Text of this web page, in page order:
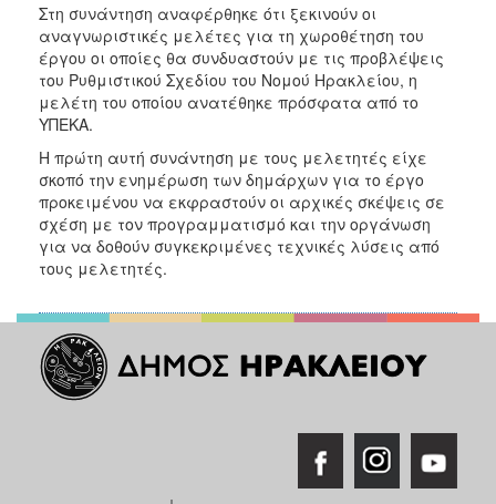
Στη συνάντηση αναφέρθηκε ότι ξεκινούν οι
αναγνωριστικές μελέτες για τη χωροθέτηση του
έργου οι οποίες θα συνδυαστούν με τις προβλέψεις
του Ρυθμιστικού Σχεδίου του Νομού Ηρακλείου, η
μελέτη του οποίου ανατέθηκε πρόσφατα από το
ΥΠΕΚΑ.
Η πρώτη αυτή συνάντηση με τους μελετητές είχε
σκοπό την ενημέρωση των δημάρχων για το έργο
προκειμένου να εκφραστούν οι αρχικές σκέψεις σε
σχέση με τον προγραμματισμό και την οργάνωση
για να δοθούν συγκεκριμένες τεχνικές λύσεις από
τους μελετητές.